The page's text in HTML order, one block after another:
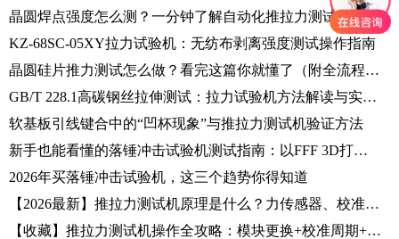
晶圆焊点强度怎么测？一分钟了解自动化推拉力测试机操作
KZ-68SC-05XY拉力试验机：无纺布剥离强度测试操作指南
晶圆硅片推力测试怎么做？看完这篇你就懂了（附全流程实操指南）
GB/T 228.1高碳钢丝拉伸测试：拉力试验机方法解读与实操指南
软基板引线键合中的“凹杯现象”与推拉力测试机验证方法
新手也能看懂的落锤冲击试验机测试指南：以FFF 3D打印CFRP厚层合板为例
2026年买落锤冲击试验机，这三个趋势你得知道
【2026最新】推拉力测试机原理是什么？力传感器、校准规范、测试流程一篇讲清
【收藏】推拉力测试机操作全攻略：模块更换+校准周期+故障排查，工程师必备指南